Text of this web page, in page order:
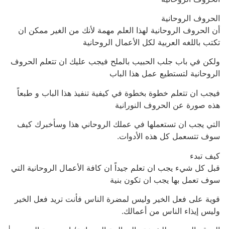
الحروف الروحانية
أن الحروف الروحانية لهذا العلم مهمة لأنك من الغير ممكن ان
تكتب باللغه العربية لكل الأعمال الروحانية
ولكن في باب جلب الحبيب بالملح فيجب عليك ان تتعلم الحروف
الروحانية لتستطيع عمل هذا الباب
فيجب ان تتعلم خطوة بخطوة في كيفية تنفيذ هذا الباب و طبعاً
هذه صورة عن الحروف النورانية
التي يجب ان تستعملها في عملك الروحاني هذا وسأخبرك كيف
سوف تتسعمل كل هذه الأدوات.
كيف تبدء
قبل كل شيء يجب ان تعلم جيداً ان كافة الأعمال الروحانية التي
سوف تعمل بها يجب ان تكون بنية
قوية على فعل الخير وليس لمضرة الناس فأنت تريد فعل الخير
وليس إيذاء الناس من أعمالك.